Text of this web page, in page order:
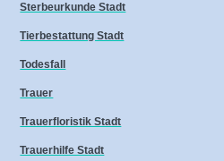
Sterbeurkunde Stadt
Tierbestattung Stadt
Todesfall
Trauer
Trauerfloristik Stadt
Trauerhilfe Stadt